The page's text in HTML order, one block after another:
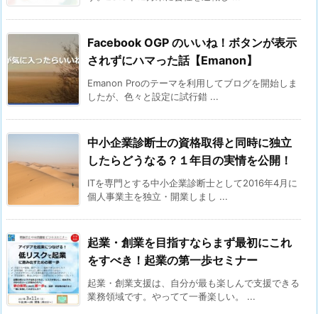
Facebook OGP のいいね！ボタンが表示
されずにハマった話【Emanon】
Emanon Proのテーマを利用してブログを開始しま
したが、色々と設定に試行錯 ...
中小企業診断士の資格取得と同時に独立
したらどうなる？１年目の実情を公開！
ITを専門とする中小企業診断士として2016年4月に
個人事業主を独立・開業しまし ...
起業・創業を目指すならまず最初にこれ
をすべき！起業の第一歩セミナー
起業・創業支援は、自分が最も楽しんで支援できる
業務領域です。やってて一番楽しい。 ...